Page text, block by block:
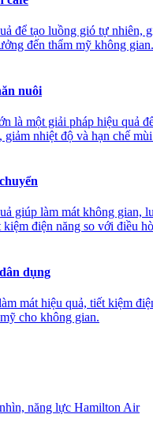
để tạo luồng gió tự nhiên,
đến thẩm mỹ không gian.
nuôi
là một giải pháp hiệu quả
nhiệt độ và hạn chế
giúp làm mát không gian,
điện năng so với điều
dụng
mát hiệu quả, tiết kiệm
cho không gian.
năng lực Hamilton Air